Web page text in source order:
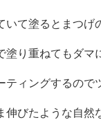
いて塗るとまつげ
塗り重ねてもダマ
ティングするので
伸びたような自然